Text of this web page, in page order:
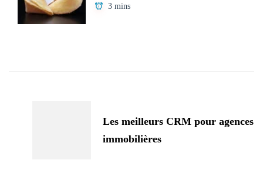
3 mins
Les meilleurs CRM pour agences
immobilières